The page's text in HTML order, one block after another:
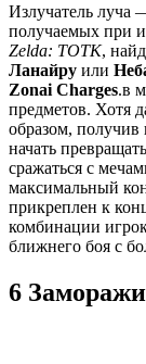
Излучатель луча
получаемых при
Zelda: TOTK,
Ланайру или
Zonai Charges.в
предметов. Хотя
образом, получив
начать
сражаться с
максимальный
прикреплен к
комбинации
ближнего боя с
6